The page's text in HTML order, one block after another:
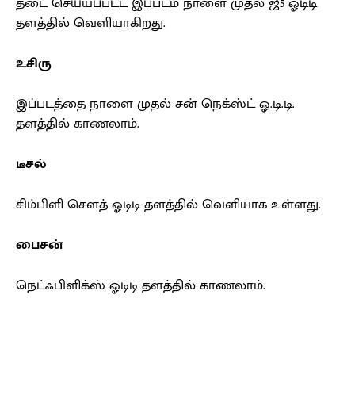
தளத்தில் வெளியாகிறது.
உசிரு
இப்படத்தை நாளை முதல் சன் நெக்ஸ்ட் ஓ.டி.டி.
தளத்தில் காணலாம்.
டீசல்
சிம்பிளி சௌத் ஓடிடி தளத்தில் வெளியாக உள்ளது.
பைசன்
நெட்ஃபிளிக்ஸ் ஓடிடி தளத்தில் காணலாம்.